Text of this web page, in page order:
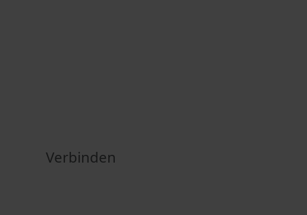
Verbinden